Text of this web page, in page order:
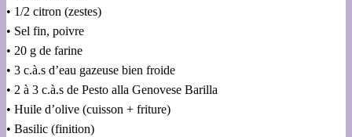
• 1/2 citron (zestes)
• Sel fin, poivre
• 20 g de farine
• 3 c.à.s d’eau gazeuse bien froide
• 2 à 3 c.à.s de Pesto alla Genovese Barilla
• Huile d’olive (cuisson + friture)
• Basilic (finition)